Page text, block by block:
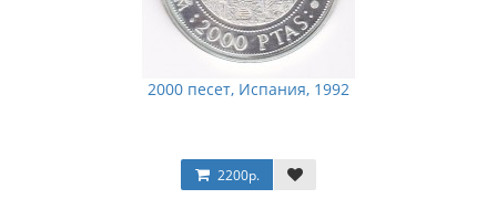
2000 песет, Испания, 1992
2200р.